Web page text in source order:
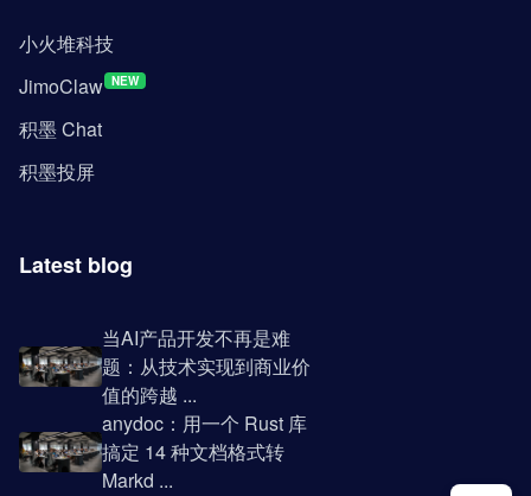
小火堆科技
JimoClaw NEW
积墨 Chat
积墨投屏
Latest blog
当AI产品开发不再是难
题：从技术实现到商业价
值的跨越 ...
anydoc：用一个 Rust 库
搞定 14 种文档格式转
Markd ...